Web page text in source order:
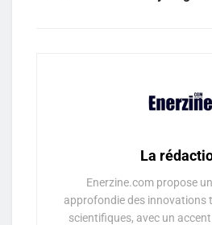
La
Enerzine.com propose
approfondie des innovations
scientifiques, avec un